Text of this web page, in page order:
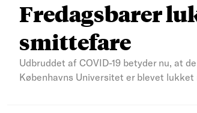
Fredagsbarer
smittefare
Udbruddet af COVID-19 betyder nu, at
Københavns Universitet er blevet